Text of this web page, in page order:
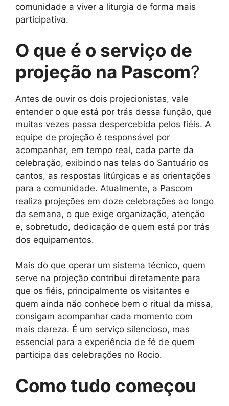
comunidade a viver a liturgia de forma mais
participativa.
O que é o serviço de
projeção na Pascom?
Antes de ouvir os dois projecionistas, vale
entender o que está por trás dessa função, que
muitas vezes passa despercebida pelos fiéis. A
equipe de projeção é responsável por
acompanhar, em tempo real, cada parte da
celebração, exibindo nas telas do Santuário os
cantos, as respostas litúrgicas e as orientações
para a comunidade. Atualmente, a Pascom
realiza projeções em doze celebrações ao longo
da semana, o que exige organização, atenção
e, sobretudo, dedicação de quem está por trás
dos equipamentos.
Mais do que operar um sistema técnico, quem
serve na projeção contribui diretamente para
que os fiéis, principalmente os visitantes e
quem ainda não conhece bem o ritual da missa,
consigam acompanhar cada momento com
mais clareza. É um serviço silencioso, mas
essencial para a experiência de fé de quem
participa das celebrações no Rocio.
Como tudo começou